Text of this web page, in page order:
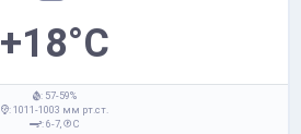
+18°C
: 57-59%
: 1011-1003 мм рт.ст.
: 6-7,
С